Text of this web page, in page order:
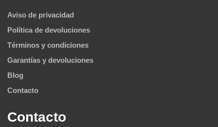
Aviso de privacidad
Política de devoluciones
Términos y condiciones
Garantías y devoluciones
Blog
Contacto
Contacto